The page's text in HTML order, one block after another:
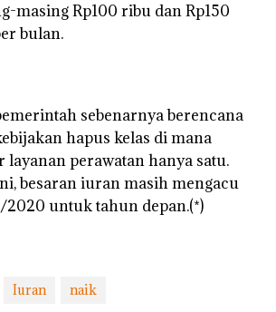
masing Rp100 ribu dan Rp150
bulan.
sebenarnya berencana
hapus kelas di mana
layanan perawatan hanya satu.
besaran iuran masih mengacu
2020 untuk tahun depan.(*)
Iuran naik